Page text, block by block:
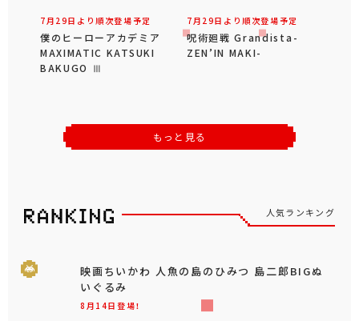
7月29日より順次登場予定
僕のヒーローアカデミア
MAXIMATIC KATSUKI
BAKUGO Ⅲ
7月29日より順次登場予定
呪術廻戦 Grandista-
ZEN’IN MAKI-
もっと見る
人気ランキング
8月14日登場！
映画ちいかわ 人魚の島のひみつ 島二郎BIGぬ
いぐるみ